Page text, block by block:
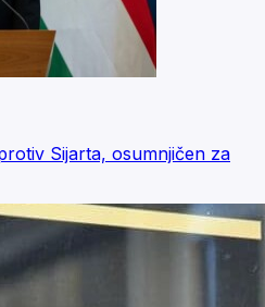
Sijarta, osumnjičen za